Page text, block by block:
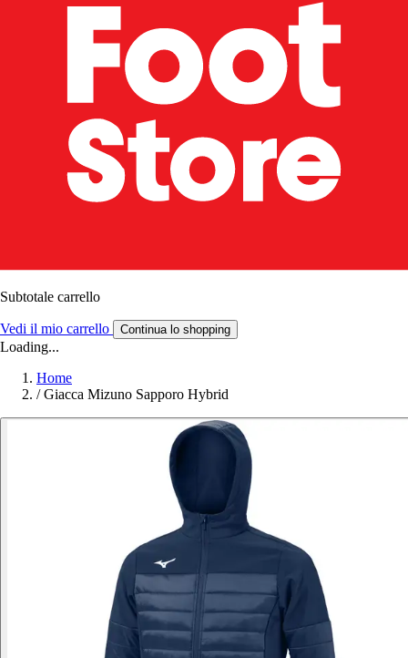
Subtotale carrello
Vedi il mio carrello Continua lo shopping
Loading...
Home
/ Giacca Mizuno Sapporo Hybrid